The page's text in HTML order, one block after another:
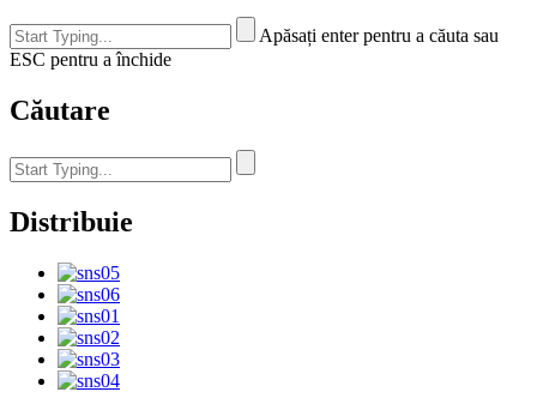
Apăsați enter pentru a căuta sau
ESC pentru a închide
Căutare
Distribuie